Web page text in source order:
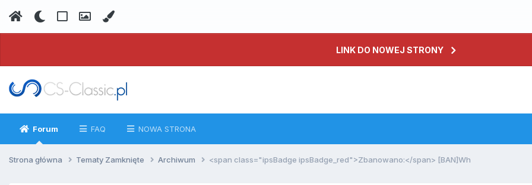
LINK DO NOWEJ STRONY
Forum FAQ NOWA STRONA
Strona główna Tematy Zamknięte Archiwum <span class="ipsBadge ipsBadge_red">Zbanowano:</span> [BAN]Wh